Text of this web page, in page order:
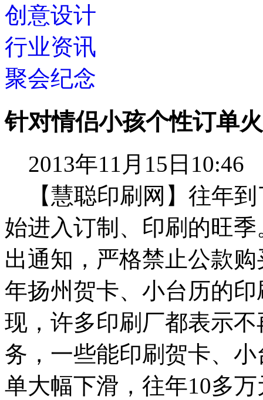
创意设计
行业资讯
聚会纪念
针对情侣小孩个性订单
2013年11月15日10:46
【慧聪印刷网】往年到
始进入订制、印刷的旺
出通知，严格禁止公款
年扬州贺卡、小台历的
现，许多印刷厂都表示
务，一些能印刷贺卡、
单大幅下滑，往年10多